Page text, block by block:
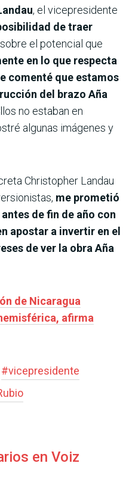
, el vicepresidente
de traer
el potencial que
en lo que respecta
comenté que estamos
del brazo Aña
no estaban en
algunas imágenes y
Christopher Landau
me prometió
de fin de año con
apostar a invertir en el
de ver la obra Aña
de Nicaragua
afirma
#vicepresidente
en Voiz